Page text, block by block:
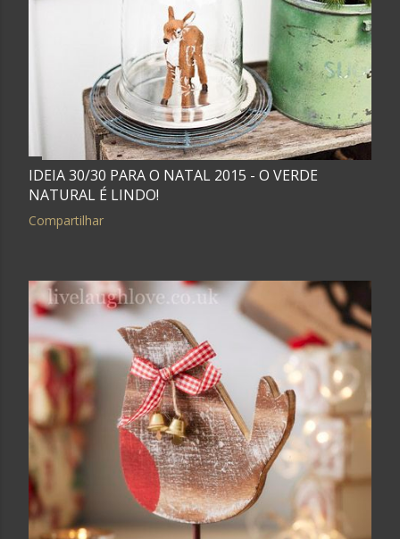
IDEIA 30/30 PARA O NATAL 2015 - O VERDE
NATURAL É LINDO!
Compartilhar